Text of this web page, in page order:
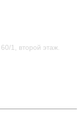
1, второй этаж.